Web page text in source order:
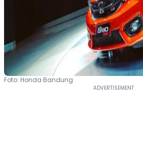
Foto: Honda Bandung